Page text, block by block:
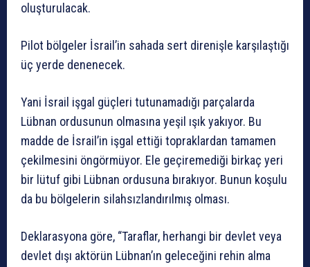
oluşturulacak.
Pilot bölgeler İsrail’in sahada sert direnişle karşılaştığı
üç yerde denenecek.
Yani İsrail işgal güçleri tutunamadığı parçalarda
Lübnan ordusunun olmasına yeşil ışık yakıyor. Bu
madde de İsrail’in işgal ettiği topraklardan tamamen
çekilmesini öngörmüyor. Ele geçiremediği birkaç yeri
bir lütuf gibi Lübnan ordusuna bırakıyor. Bunun koşulu
da bu bölgelerin silahsızlandırılmış olması.
Deklarasyona göre, “Taraflar, herhangi bir devlet veya
devlet dışı aktörün Lübnan’ın geleceğini rehin alma